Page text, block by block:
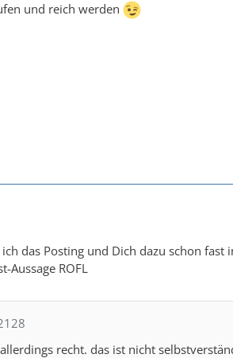
und reich werden
das Posting und Dich dazu schon fast
Aussage ROFL
recht. das ist nicht